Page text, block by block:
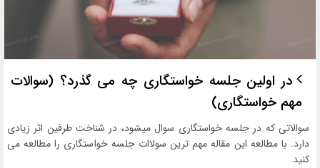
در اولین جلسه خواستگاری چه می گذرد؟ (سوالات
مهم خواستگاری)
سوالاتی که در جلسه خواستگاری سوال میشود، در شناخت طرفین اثر زیادی
دارد. با مطالعه این مقاله مهم ترین سولاات جلسه خواستگاری را مطالعه می
کنید.